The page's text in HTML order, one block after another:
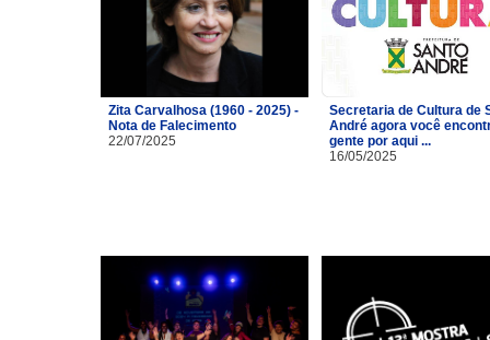
Zita Carvalhosa (1960 - 2025) -
Nota de Falecimento
22/07/2025
Secretaria de Cultura de
André agora você
gente por aqui ...
16/05/2025